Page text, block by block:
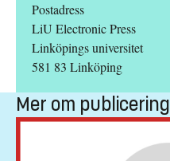
Postadress
LiU Electronic Press
Linköpings universitet
581 83 Linköping
Mer om publicering